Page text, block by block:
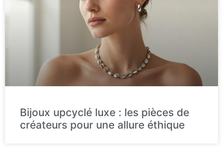
Bijoux upcyclé luxe : les pièces de
créateurs pour une allure éthique